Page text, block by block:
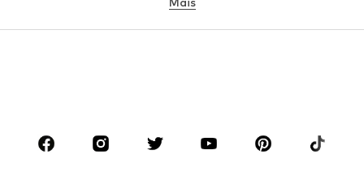
Roupa interior
Saias
Blusas e Túnicas
Acessórios
Premium